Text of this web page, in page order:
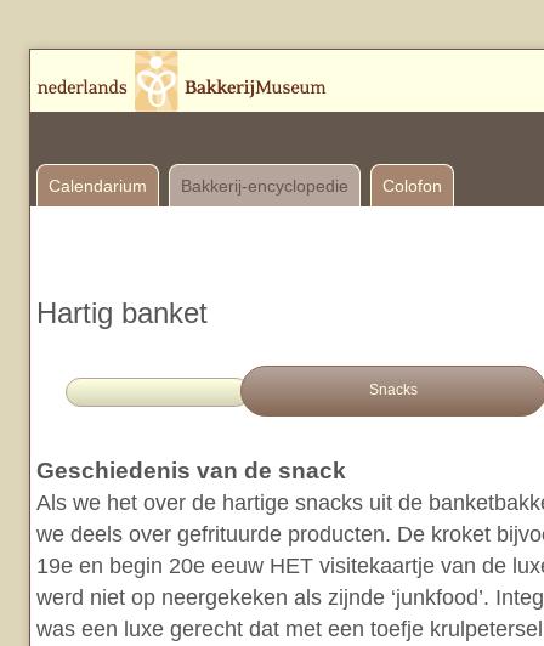
Calendarium Bakkerij-encyclopedie Colofon
Hartig banket
Snacks
Geschiedenis van de snack
Als we het over de hartige snacks uit de
we deels over gefrituurde producten. De kroket
19e en begin 20e eeuw HET visitekaartje van de
werd niet op neergekeken als zijnde ‘junkfood’.
was een luxe gerecht dat met een toefje